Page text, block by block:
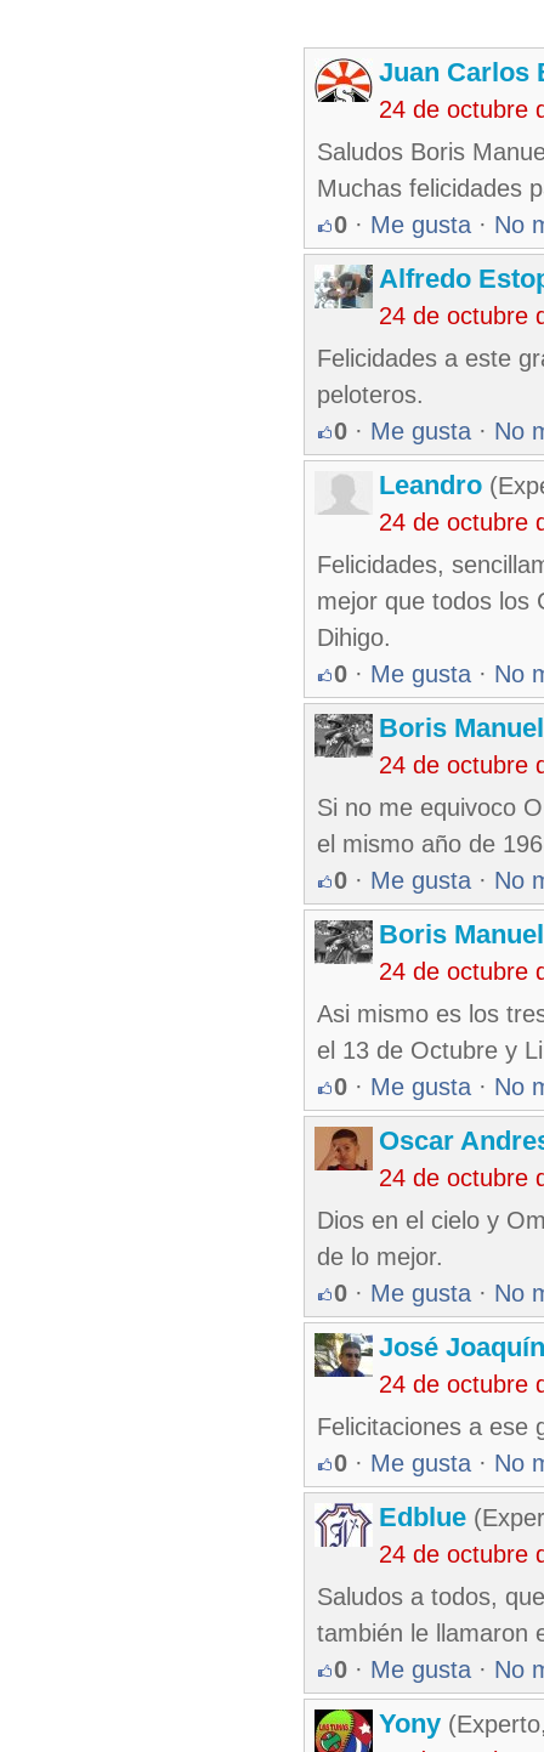
Juan Carlos
24 de octubre
Saludos Boris
Muchas felicidades
0 · Me gusta · No
Alfredo
24 de octubre
Felicidades a este
peloteros.
0 · Me gusta · No
Leandro
24 de octubre
Felicidades,
mejor que todos los
Dihigo.
0 · Me gusta · No
Boris
24 de octubre
Si no me equivoco
el mismo año de
0 · Me gusta · No
Boris
24 de octubre
Asi mismo es los
el 13 de Octubre y
0 · Me gusta · No
Oscar
24 de octubre
Dios en el cielo y
de lo mejor.
0 · Me gusta · No
José
24 de octubre
Felicitaciones a ese
0 · Me gusta · No
Edblue
24 de octubre
Saludos a todos,
también le llamaron
0 · Me gusta · No
Yony